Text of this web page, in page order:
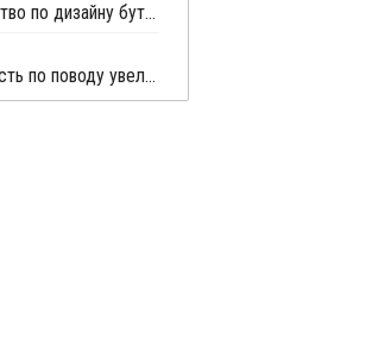
В Европе выпущено руководство по дизайну бутылок и упаковки из ПЭТ
PRE выражает обеспокоенность по поводу увеличения импорта переработанного пластика в ЕС